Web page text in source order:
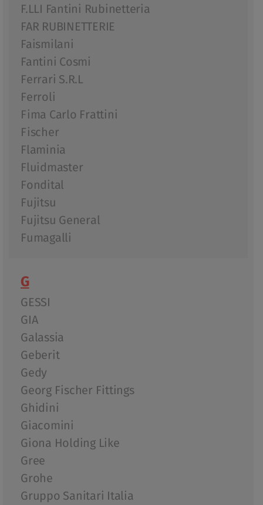
F.LLI Fantini Rubinetteria
FAR RUBINETTERIE
Faismilani
Fantini Cosmi
Ferrari S.R.L
Ferroli
Fima Carlo Frattini
Fischer
Flaminia
Fluidmaster
Fondital
Fujitsu
Fujitsu General
Fumagalli
G
GESSI
GIA
Galassia
Geberit
Gedy
Georg Fischer Fittings
Ghidini
Giacomini
Giona Holding Like
Gree
Grohe
Gruppo Sanitari Italia